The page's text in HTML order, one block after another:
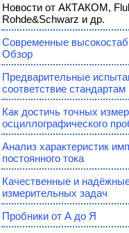
Новости от АКТАКОМ,
Rohde&Schwarz и др.
Современные
Обзор
Предварительные
соответствие стандартам
Как достичь точных
осциллографического
Анализ характеристик
постоянного тока
Качественные и
измерительных задач
Пробники от А до Я